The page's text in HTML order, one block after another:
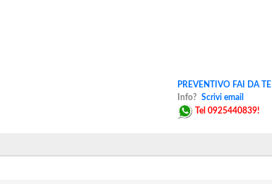
PREVENTIVO FAI DA TE
Info? Scrivi email
Tel 0925440839!